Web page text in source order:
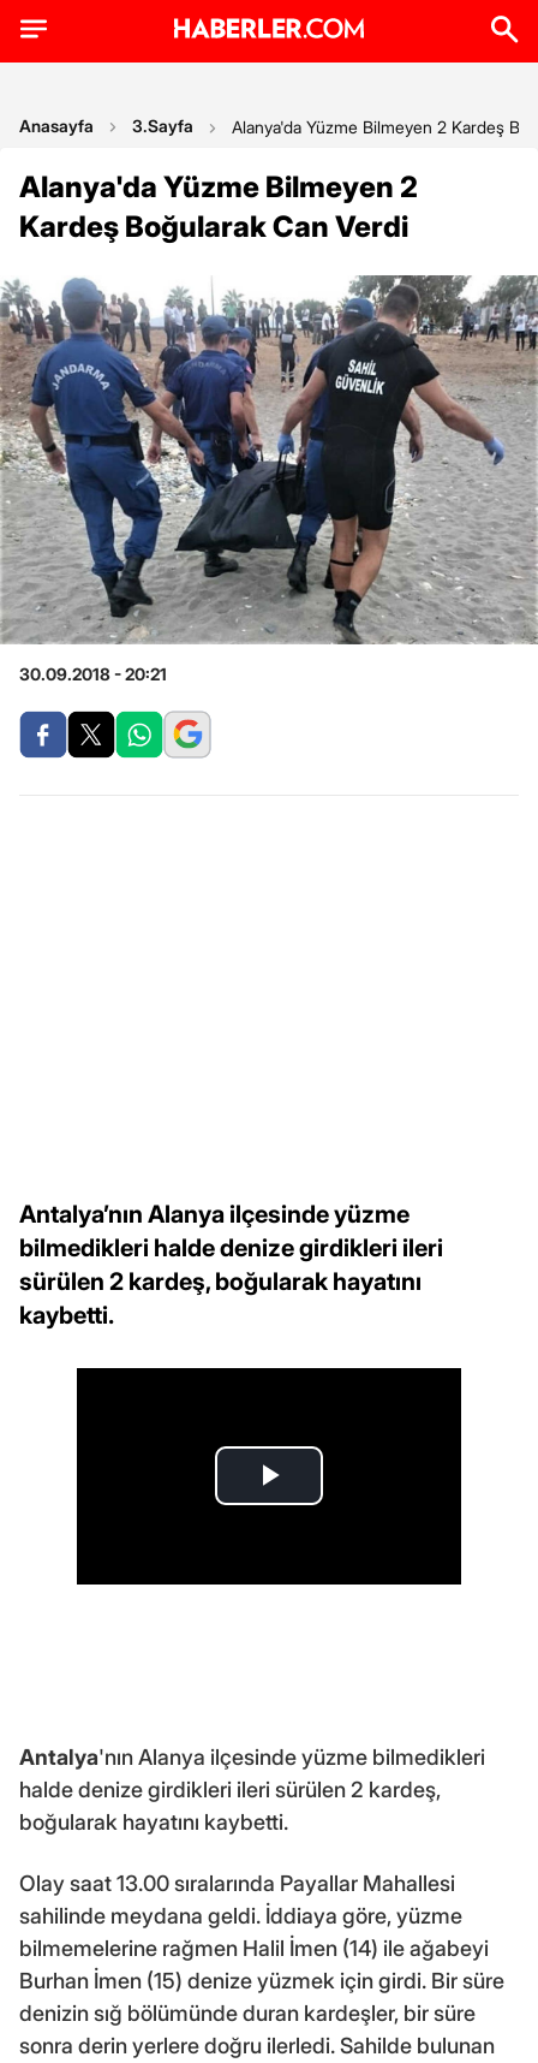
Anasayfa 3.Sayfa Alanya'da Yüzme Bilmeyen 2 Kardeş
Alanya'da Yüzme Bilmeyen 2
Kardeş Boğularak Can Verdi
30.09.2018 - 20:21
Antalya’nın Alanya ilçesinde yüzme
bilmedikleri halde denize girdikleri ileri
sürülen 2 kardeş, boğularak hayatını
kaybetti.
Antalya'nın Alanya ilçesinde yüzme bilmedikleri
halde denize girdikleri ileri sürülen 2 kardeş,
boğularak hayatını kaybetti.
Olay saat 13.00 sıralarında Payallar Mahallesi
sahilinde meydana geldi. İddiaya göre, yüzme
bilmemelerine rağmen Halil İmen (14) ile ağabeyi
Burhan İmen (15) denize yüzmek için girdi. Bir süre
denizin sığ bölümünde duran kardeşler, bir süre
sonra derin yerlere doğru ilerledi. Sahilde bulunan